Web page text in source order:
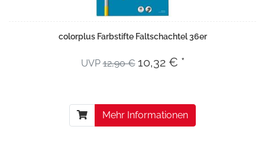
colorplus Farbstifte Faltschachtel 36er
UVP12,90 € 10,32 € *
Mehr Informationen